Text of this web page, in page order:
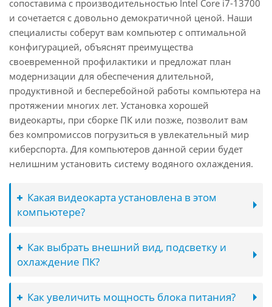
сопоставима с производительностью Intel Core i7-13700
и сочетается с довольно демократичной ценой. Наши
специалисты соберут вам компьютер с оптимальной
конфигурацией, объяснят преимущества
своевременной профилактики и предложат план
модернизации для обеспечения длительной,
продуктивной и бесперебойной работы компьютера на
протяжении многих лет. Установка хорошей
видеокарты, при сборке ПК или позже, позволит вам
без компромиссов погрузиться в увлекательный мир
киберспорта. Для компьютеров данной серии будет
нелишним установить систему водяного охлаждения.
Какая видеокарта установлена в этом
компьютере?
Как выбрать внешний вид, подсветку и
охлаждение ПК?
Как увеличить мощность блока питания?